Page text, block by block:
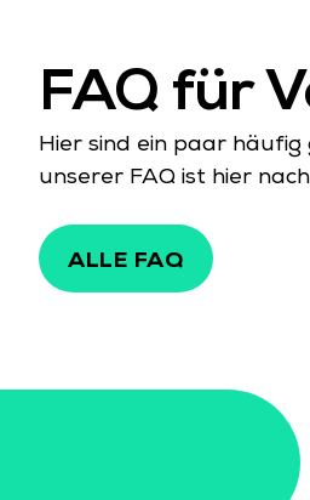
FAQ für
Hier sind ein paar
unserer FAQ ist hier
ALLE FAQ